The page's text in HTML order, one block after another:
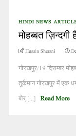
HINDI NEWS
मोहब्बत
Husain Sherani
गोरखपुर/19 दिसम्बर
तुर्कमान गोरखपुर में एक
बोर् [...] Read More